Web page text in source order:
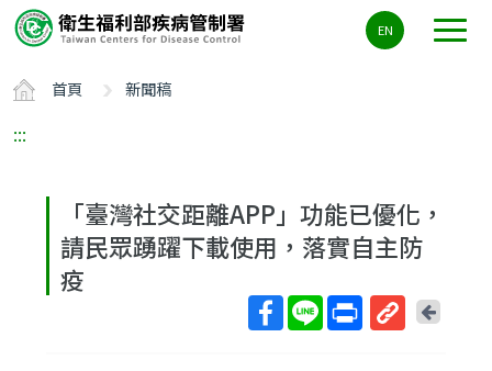
要
容
ALT+C
EN
首頁 新聞稿
:::
「臺灣社交距離APP」功能已優化，
請民眾踴躍下載使用，落實自主防
疫
回